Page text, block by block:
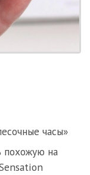
часы»
похожую на